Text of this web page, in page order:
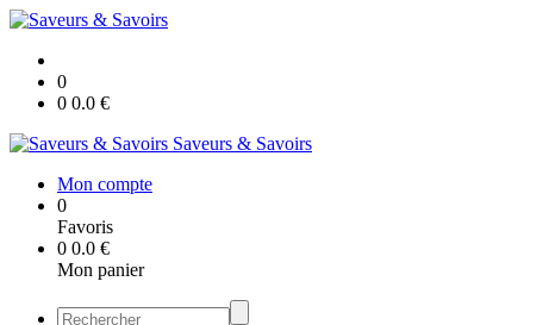
0
0 0.0 €
Saveurs & Savoirs
Mon compte
0
Favoris
0 0.0 €
Mon panier